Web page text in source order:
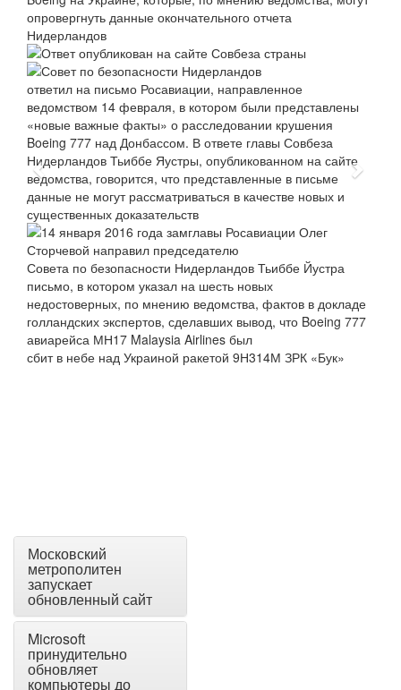
Московский
метрополитен
запускает
обновленный сайт
Microsoft
принудительно
обновляет
компьютеры до